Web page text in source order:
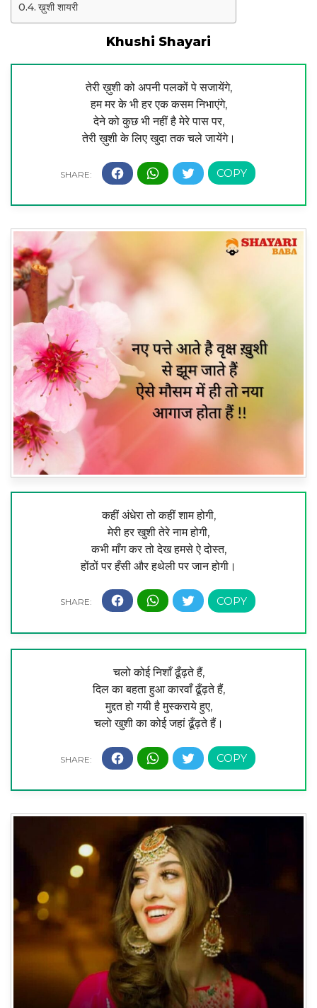
ख़ुशी शायरी
Khushi Shayari
तेरी ख़ुशी को अपनी पलकों पे सजायेंगे,
हम मर के भी हर एक कसम निभाएंगे,
देने को कुछ भी नहीं है मेरे पास पर,
तेरी ख़ुशी के लिए खुदा तक चले जायेंगे।
कहीं अंधेरा तो कहीं शाम होगी,
मेरी हर खुशी तेरे नाम होगी,
कभी माँग कर तो देख हमसे ऐ दोस्त,
होंठों पर हँसी और हथेली पर जान होगी।
चलो कोई निशाँ ढूँढ़ते हैं,
दिल का बहता हुआ कारवाँ ढूँढ़ते हैं,
मुद्दत हो गयी है मुस्कराये हुए,
चलो खुशी का कोई जहां ढूँढ़ते हैं।